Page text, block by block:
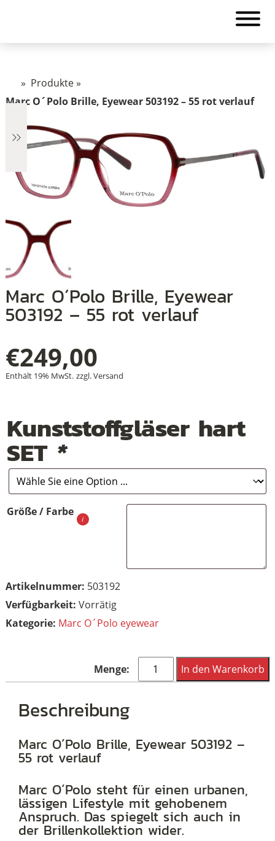
» Produkte»
Marc O´Polo Brille, Eyewear 503192 – 55 rot verlauf
Marc O´Polo Brille, Eyewear
503192 – 55 rot verlauf
€249,00
Enthält 19% MwSt. zzgl.Versand
Kunststoffgläser hart
SET *
Größe / Farbe
Artikelnummer: 503192
Vorrätig
Kategorie: Marc O´Polo eyewear
Marc
O
Eyewear
55
rot
verlauf
In den Warenkorb
Beschreibung
Marc O´Polo Brille, Eyewear 503192 –
55 rot verlauf
Marc O´Polo steht für einen urbanen,
lässigen Lifestyle mit gehobenem
Anspruch. Das spiegelt sich auch in
der Brillenkollektion wider.
+
+